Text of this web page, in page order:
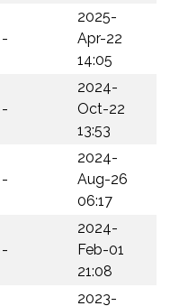
-
2025-
Apr-22
14:05
-
2024-
Oct-22
13:53
-
2024-
Aug-26
06:17
-
2024-
Feb-01
21:08
2023-